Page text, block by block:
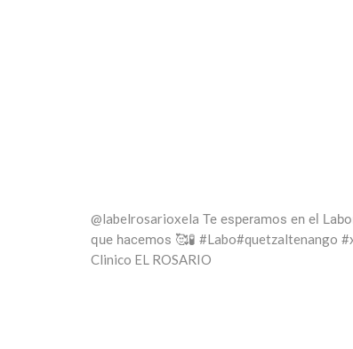
@labelrosarioxela Te esperamos en el
que hacemos 🥰🧪 #Labo#quetzaltenango
Clinico EL ROSARIO